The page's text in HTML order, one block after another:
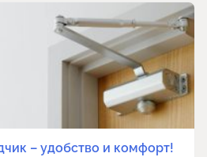
– удобство и комфорт!